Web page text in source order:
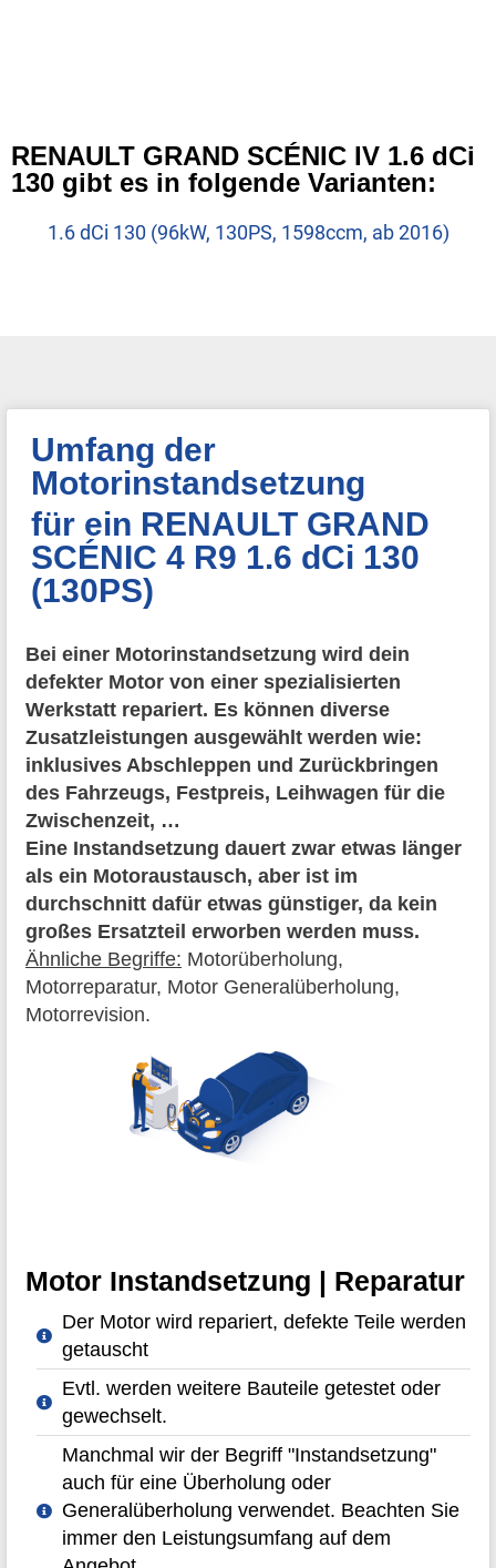
RENAULT GRAND SCÉNIC IV 1.6 dCi
130 gibt es in folgende Varianten:
1.6 dCi 130 (96kW, 130PS, 1598ccm, ab 2016)
Umfang der
Motorinstandsetzung
für ein RENAULT GRAND
SCÉNIC 4 R9 1.6 dCi 130
(130PS)
Bei einer Motorinstandsetzung wird dein
defekter Motor von einer spezialisierten
Werkstatt repariert. Es können diverse
Zusatzleistungen ausgewählt werden wie:
inklusives Abschleppen und Zurückbringen
des Fahrzeugs, Festpreis, Leihwagen für die
Zwischenzeit, …
Eine Instandsetzung dauert zwar etwas länger
als ein Motoraustausch, aber ist im
durchschnitt dafür etwas günstiger, da kein
großes Ersatzteil erworben werden muss.
Ähnliche Begriffe: Motorüberholung,
Motorreparatur, Motor Generalüberholung,
Motorrevision.
Motor Instandsetzung | Reparatur
Der Motor wird repariert, defekte Teile werden
getauscht
Evtl. werden weitere Bauteile getestet oder
gewechselt.
Manchmal wir der Begriff "Instandsetzung"
auch für eine Überholung oder
Generalüberholung verwendet. Beachten Sie
immer den Leistungsumfang auf dem